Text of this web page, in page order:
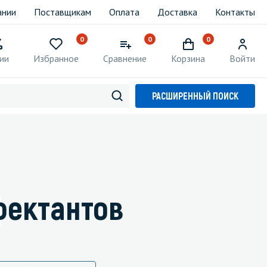
Поставщикам Оплата Доставка Контакты
0
Избранное
0
Сравнение
0
Корзина Войти
РАСШИРЕННЫЙ ПОИСК